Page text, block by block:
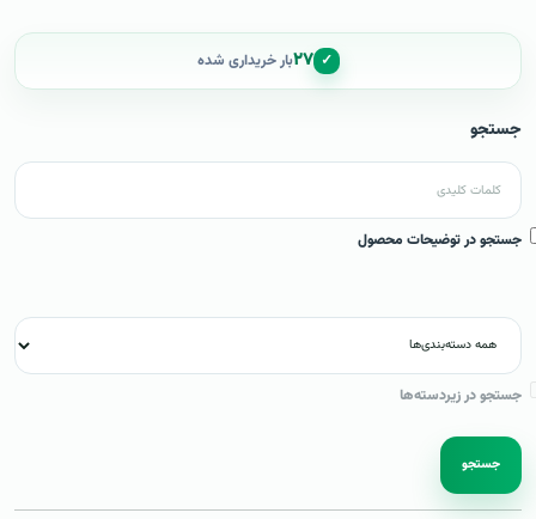
✓ ۲۷بار خریداری شده
جستجو
جستجو در توضیحات محصول
جستجو در زیردسته‌ها
جستجو